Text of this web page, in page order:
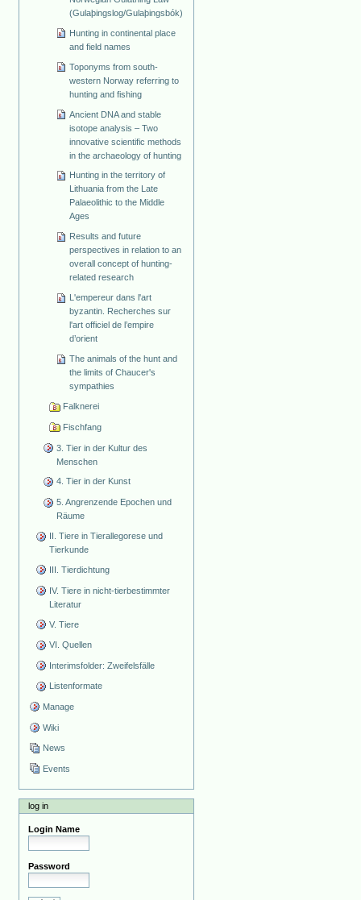
(Gulaþingslog/Gulaþingsbók)
Hunting in continental place
and field names
Toponyms from south-
western Norway referring to
hunting and fishing
Ancient DNA and stable
isotope analysis – Two
innovative scientific methods
in the archaeology of hunting
Hunting in the territory of
Lithuania from the Late
Palaeolithic to the Middle
Ages
Results and future
perspectives in relation to an
overall concept of hunting-
related research
L'empereur dans l'art
byzantin. Recherches sur
l'art officiel de l’empire
d’orient
The animals of the hunt and
the limits of Chaucer's
sympathies
Falknerei
Fischfang
3. Tier in der Kultur des
Menschen
4. Tier in der Kunst
5. Angrenzende Epochen und
Räume
II. Tiere in Tierallegorese und
Tierkunde
III. Tierdichtung
IV. Tiere in nicht-tierbestimmter
Literatur
V. Tiere
VI. Quellen
Interimsfolder: Zweifelsfälle
Listenformate
Manage
Wiki
News
Events
log in
Login Name
Password